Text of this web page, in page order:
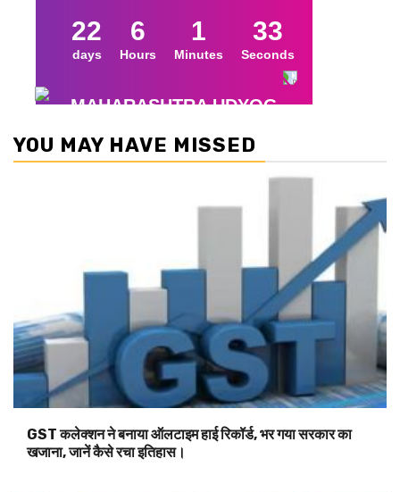
YOU MAY HAVE MISSED
GST कलेक्शन ने बनाया ऑलटाइम हाई रिकॉर्ड, भर गया सरकार का
खजाना, जानें कैसे रचा इतिहास।